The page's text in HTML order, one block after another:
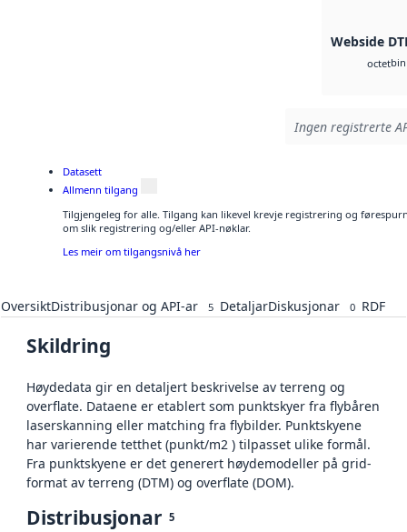
Webside
octetbin
Ingen registrerte
Datasett
Allmenn tilgang
Tilgjengeleg for alle. Tilgang kan likevel krevje registrering og
om slik registrering og/eller API-nøklar.
Les meir om tilgangsnivå her
OversiktDistribusjonar og API-ar 5 DetaljarDiskusjonar 0 RDF
Skildring
Høydedata gir en detaljert beskrivelse av terreng og
overflate. Dataene er etablert som punktskyer fra flybåren
laserskanning eller matching fra flybilder. Punktskyene
har varierende tetthet (punkt/m2 ) tilpasset ulike formål.
Fra punktskyene er det generert høydemodeller på grid-
format av terreng (DTM) og overflate (DOM).
Distribusjonar 5